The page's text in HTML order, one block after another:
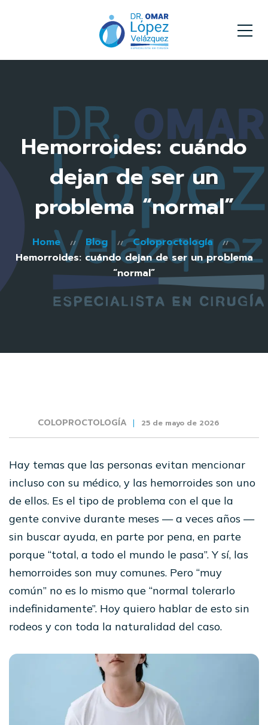
Hemorroides: cuándo
dejan de ser un
problema “normal”
Home Blog
Coloproctología
Hemorroides: cuándo dejan de ser un problema
“normal”
COLOPROCTOLOGÍA 25 de mayo de 2026
Hay temas que las personas evitan mencionar
incluso con su médico, y las hemorroides son uno
de ellos. Es el tipo de problema con el que la
gente convive durante meses — a veces años —
sin buscar ayuda, en parte por pena, en parte
porque “total, a todo el mundo le pasa”. Y sí, las
hemorroides son muy comunes. Pero “muy
común” no es lo mismo que “normal tolerarlo
indefinidamente”. Hoy quiero hablar de esto sin
rodeos y con toda la naturalidad del caso.